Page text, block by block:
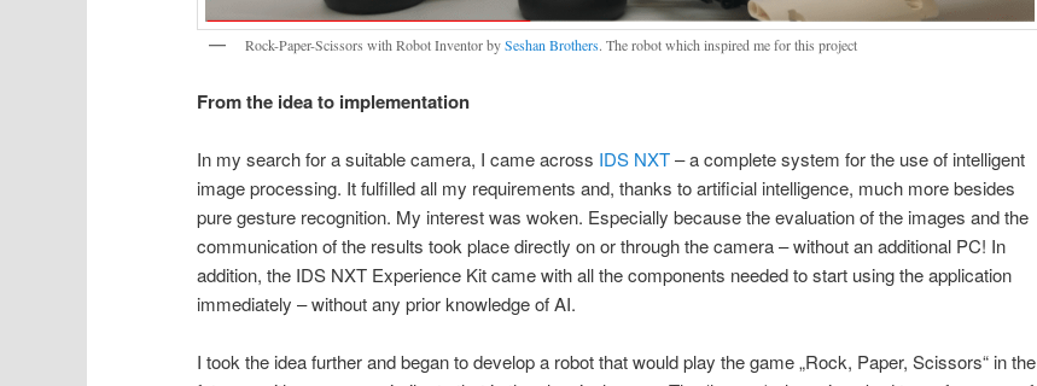
Rock-Paper-Scissors with Robot Inventor bySeshan Brothers. The robot which inspired me for this project
From the idea to implementation
In my search for a suitable camera, I came across IDS NXT– a complete system for the use of intelligent
image processing. It fulfilled all my requirements and, thanks to artificial intelligence, much more besides
pure gesture recognition. My interest was woken. Especially because the evaluation of the images and the
communication of the results took place directly on or through the camera – without an additional PC! In
addition, the IDS NXT Experience Kit came with all the components needed to start using the application
immediately – without any prior knowledge of AI.
I took the idea further and began to develop a robot that would play the game „Rock, Paper, Scissors“ in the